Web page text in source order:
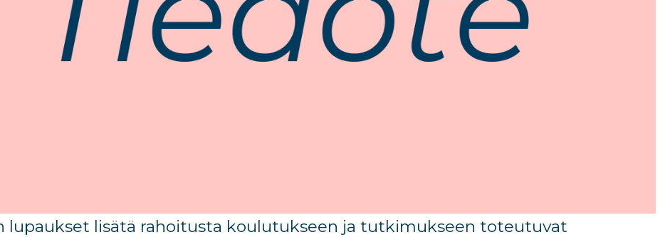
lupaukset lisätä rahoitusta koulutukseen ja tutkimukseen toteutuvat